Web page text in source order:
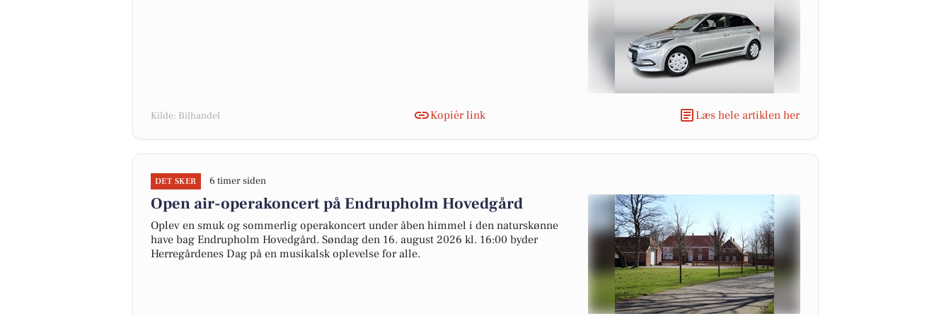
Kilde: Bilhandel Kopiér link Læs hele artiklen her
DET SKER 6 timer siden
Open air-operakoncert på Endrupholm Hovedgård
Oplev en smuk og sommerlig operakoncert under åben himmel i den naturskønne
have bag Endrupholm Hovedgård. Søndag den 16. august 2026 kl. 16:00 byder
Herregårdenes Dag på en musikalsk oplevelse for alle.